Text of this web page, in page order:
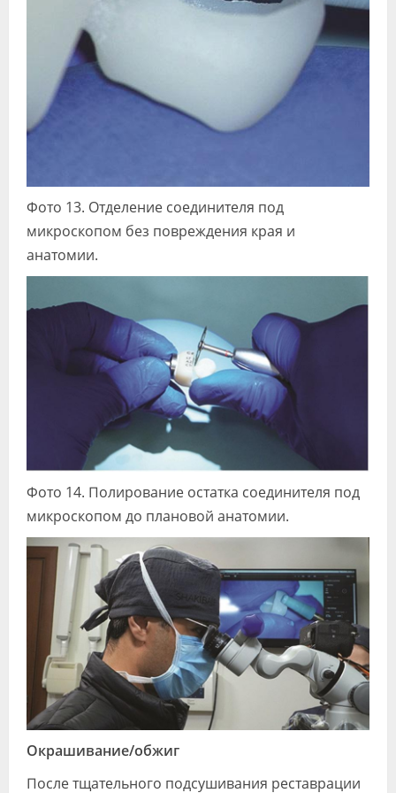
Фото 13. Отделение соединителя под
микроскопом без повреждения края и
анатомии.
Фото 14. Полирование остатка соединителя под
микроскопом до плановой анатомии.
Окрашивание/обжиг
После тщательного подсушивания реставрации